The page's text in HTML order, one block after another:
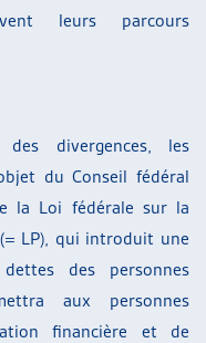
leurs parcours
divergences, les
du Conseil fédéral
la Loi fédérale sur la
LP), qui introduit une
dettes des personnes
aux personnes
financière et de